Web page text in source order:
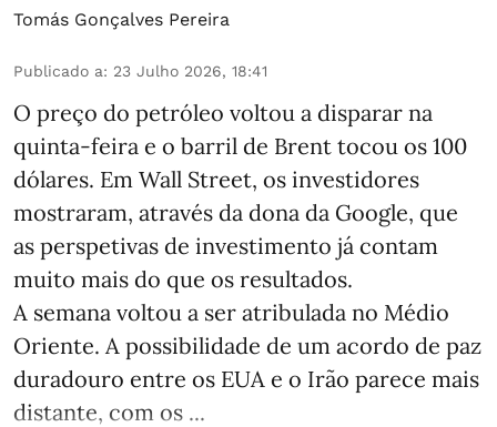
Tomás Gonçalves Pereira
Publicado a: 23 Julho 2026, 18:41
O preço do petróleo voltou a disparar na
quinta-feira e o barril de Brent tocou os 100
dólares. Em Wall Street, os investidores
mostraram, através da dona da Google, que
as perspetivas de investimento já contam
muito mais do que os resultados.
A semana voltou a ser atribulada no Médio
Oriente. A possibilidade de um acordo de paz
duradouro entre os EUA e o Irão parece mais
distante, com os ...